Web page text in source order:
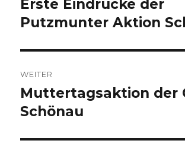
Vorheriger
Beitrag:
Erste Eindrücke der
Putzmunter Aktion
WEITER
Nächster
Beitrag:
Muttertagsaktion der
Schönau